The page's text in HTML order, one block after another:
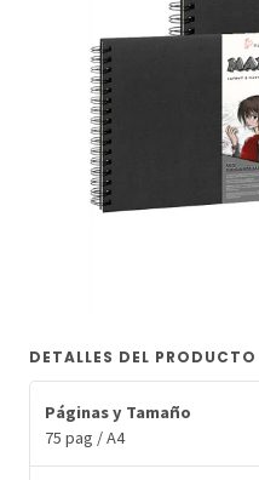
DETALLES DEL PRODUCTO
Páginas y Tamaño
75 pag / A4